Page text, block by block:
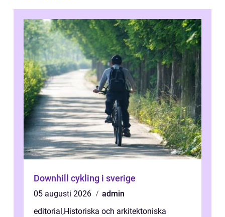
Downhill cykling i sverige
05 augusti 2026
admin
editorial,Historiska och arkitektoniska